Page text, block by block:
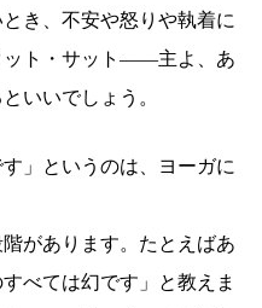
き、不安や怒りや執着に
ット・サット――主よ、あ
いいでしょう。
」というのは、ヨーガに
があります。たとえばあ
べては幻です」と教えま